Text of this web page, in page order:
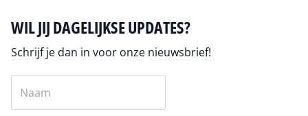
WIL JIJ DAGELIJKSE UPDATES?
Schrijf je dan in voor onze nieuwsbrief!